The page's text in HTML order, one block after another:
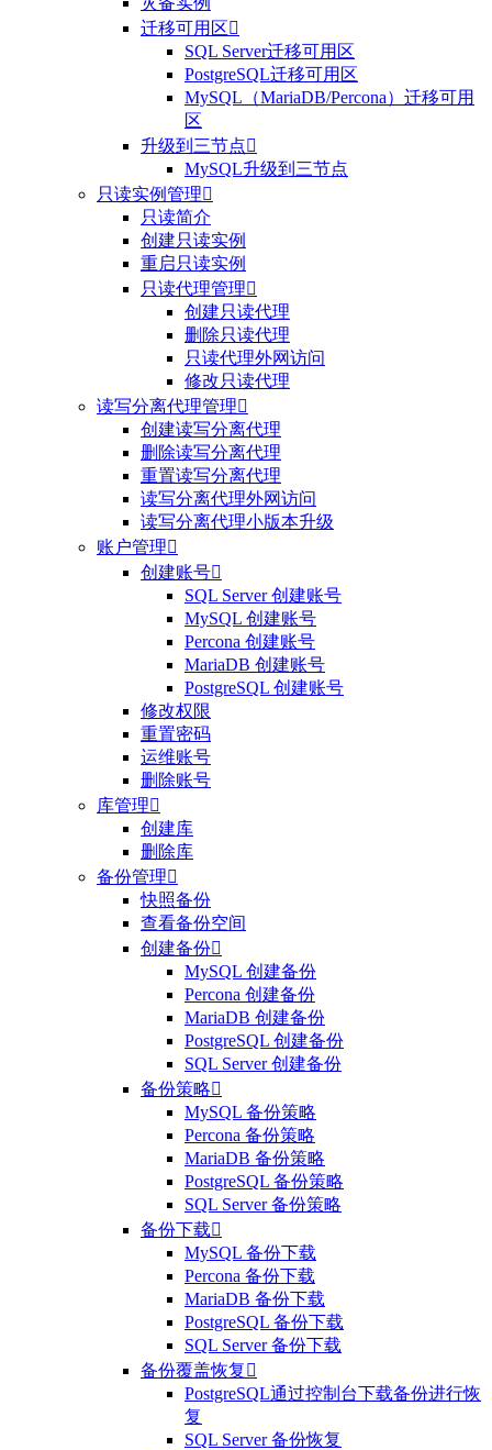
迁移可用区
SQL Server迁移可用区
PostgreSQL迁移可用区
MySQL（MariaDB/Percona）迁移可用
区
升级到三节点
MySQL升级到三节点
只读实例管理
只读简介
创建只读实例
重启只读实例
只读代理管理
创建只读代理
删除只读代理
只读代理外网访问
修改只读代理
读写分离代理管理
创建读写分离代理
删除读写分离代理
重置读写分离代理
读写分离代理外网访问
读写分离代理小版本升级
账户管理
创建账号
SQL Server 创建账号
MySQL 创建账号
Percona 创建账号
MariaDB 创建账号
PostgreSQL 创建账号
修改权限
重置密码
运维账号
删除账号
库管理
创建库
删除库
备份管理
快照备份
查看备份空间
创建备份
MySQL 创建备份
Percona 创建备份
MariaDB 创建备份
PostgreSQL 创建备份
SQL Server 创建备份
备份策略
MySQL 备份策略
Percona 备份策略
MariaDB 备份策略
PostgreSQL 备份策略
SQL Server 备份策略
备份下载
MySQL 备份下载
Percona 备份下载
MariaDB 备份下载
PostgreSQL 备份下载
SQL Server 备份下载
备份覆盖恢复 
PostgreSQL通过控制台下载备份进行恢
复
SQL Server 备份恢复